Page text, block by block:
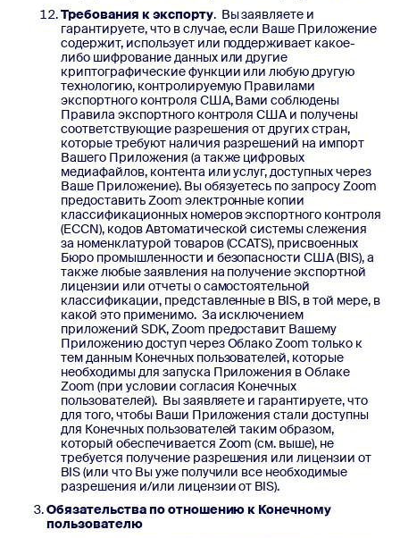
Требования к экспорту. Вы заявляете и
гарантируете, что в случае, если Ваше Приложение
содержит, использует или поддерживает какое-
либо шифрование данных или другие
криптографические функции или любую другую
технологию, контролируемую Правилами
экспортного контроля США, Вами соблюдены
Правила экспортного контроля США и получены
соответствующие разрешения от других стран,
которые требуют наличия разрешений на импорт
Вашего Приложения (а также цифровых
медиафайлов, контента или услуг, доступных через
Ваше Приложение). Вы обязуетесь по запросу Zoom
предоставить Zoom электронные копии
классификационных номеров экспортного контроля
(ECCN), кодов Автоматической системы слежения
за номенклатурой товаров (CCATS), присвоенных
Бюро промышленности и безопасности США (BIS), а
также любые заявления на получение экспортной
лицензии или отчеты о самостоятельной
классификации, представленные в BIS, в той мере, в
какой это применимо. За исключением
приложений SDK, Zoom предоставит Вашему
Приложению доступ через Облако Zoom только к
тем данным Конечных пользователей, которые
необходимы для запуска Приложения в Облаке
Zoom (при условии согласия Конечных
пользователей). Вы заявляете и гарантируете, что
для того, чтобы Ваши Приложения стали доступны
для Конечных пользователей таким образом,
который обеспечивается Zoom (см. выше), не
требуется получение разрешения или лицензии от
BIS (или что Вы уже получили все необходимые
разрешения и/или лицензии от BIS).
Обязательства по отношению к Конечному
пользователю